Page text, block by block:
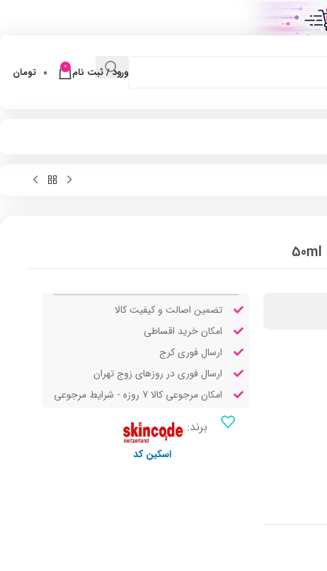
ورود / ثبت نام 0
0 تومان
تضمین اصالت و کیفیت کالا
امکان خرید اقساطی
ارسال فوری کرج
ارسال فوری در روزهای زوج تهران
امکان مرجوعی کالا 7 روزه - شرایط مرجوعی
برند:
اسکین کد